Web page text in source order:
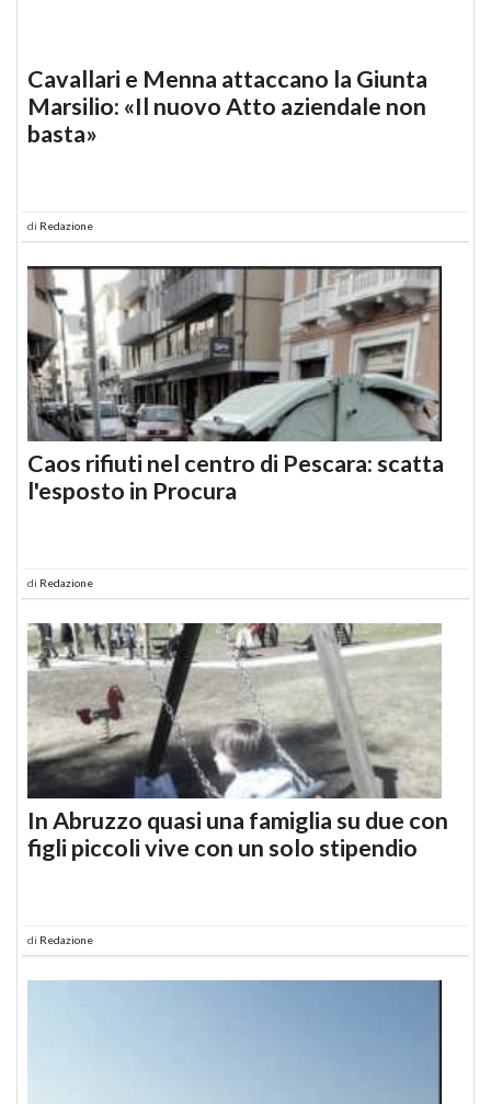
Cavallari e Menna attaccano la Giunta
Marsilio: «Il nuovo Atto aziendale non
basta»
di Redazione
Caos rifiuti nel centro di Pescara: scatta
l'esposto in Procura
di Redazione
In Abruzzo quasi una famiglia su due con
figli piccoli vive con un solo stipendio
di Redazione